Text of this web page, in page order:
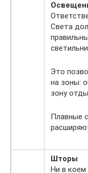
Света
Это
на зоны:
зону
Плавные
Шторы
Ни в коем